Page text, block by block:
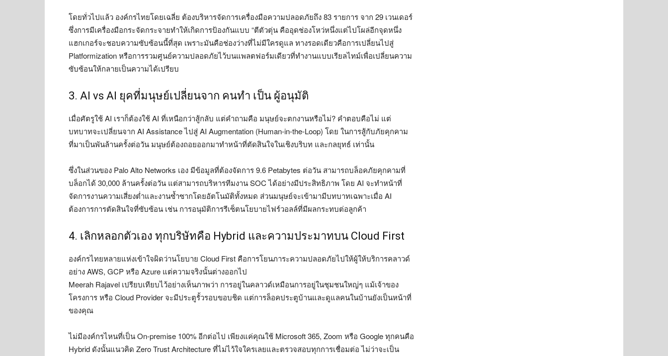
โดยทั่วไปแล้ว องค์กรไทยโดยเฉลี่ย ต้องบริหารจัดการเครื่องมือความปลอดภัยถึง 83 รายการ จาก 29 เวนเดอร์
ซึ่งการมีเครื่องมือกระจัดกระจายทำให้เกิดการป้องกันแบบ “ตีตัวตุ่น คืออุดช่องโหว่หนึ่งแต่ไปโผล่อีกจุดหนึ่ง
แฮกเกอร์จะชอบความซับซ้อนนี้ที่สุด เพราะมันคือช่องว่างที่ไม่มีใครดูแล ทางรอดเดียวคือการเปลี่ยนไปสู่
Platformization หรือการรวมศูนย์ความปลอดภัยไว้บนแพลตฟอร์มเดียวที่ทำงานแบบเรียลไทม์เพื่อเปลี่ยนความ
ซับซ้อนให้กลายเป็นความได้เปรียบ
3. AI vs AI ยุคที่มนุษย์เปลี่ยนจาก คนทำ เป็น ผู้อนุมัติ
เมื่อศัตรูใช้ AI เราก็ต้องใช้ AI ที่เหนือกว่าสู้กลับ แต่คำถามคือ มนุษย์จะตกงานหรือไม่? คำตอบคือไม่ แต่
บทบาทจะเปลี่ยนจาก AI Assistance ไปสู่ AI Augmentation (Human-in-the-Loop) โดย ในการสู้กับภัยคุกคาม
ที่มาเป็นพันล้านครั้งต่อวัน มนุษย์ต้องถอยออกมาทำหน้าที่ตัดสินใจในเชิงบริบท และกลยุทธ์ เท่านั้น
ซึ่งในส่วนของ Palo Alto Networks เอง มีข้อมูลที่ต้องจัดการ 9.6 Petabytes ต่อวัน สามารถบล็อคภัยคุกคามที่
บล็อกได้ 30,000 ล้านครั้งต่อวัน แต่สามารถบริหารทีมงาน SOC ได้อย่างมีประสิทธิภาพ โดย AI จะทำหน้าที่
จัดการงานความเสี่ยงต่ำและงานซ้ำซากโดยอัตโนมัติทั้งหมด ส่วนมนุษย์จะเข้ามามีบทบาทเฉพาะเมื่อ AI
ต้องการการตัดสินใจที่ซับซ้อน เช่น การอนุมัติการรีเซ็ตนโยบายไฟร์วอลล์ที่มีผลกระทบต่อลูกค้า
4. เลิกหลอกตัวเอง ทุกบริษัทคือ Hybrid และความประมาทบน Cloud First
องค์กรไทยหลายแห่งเข้าใจผิดว่านโยบาย Cloud First คือการโยนภาระความปลอดภัยไปให้ผู้ให้บริการคลาวด์
อย่าง AWS, GCP หรือ Azure แต่ความจริงนั้นต่างออกไป
Meerah Rajavel เปรียบเทียบไว้อย่างเห็นภาพว่า การอยู่ในคลาวด์เหมือนการอยู่ในชุมชนใหญ่ๆ แม้เจ้าของ
โครงการ หรือ Cloud Provider จะมีประตูรั้วรอบขอบชิด แต่การล็อคประตูบ้านและดูแลคนในบ้านยังเป็นหน้าที่
ของคุณ
ไม่มีองค์กรไหนที่เป็น On-premise 100% อีกต่อไป เพียงแค่คุณใช้ Microsoft 365, Zoom หรือ Google ทุกคนคือ
Hybrid ดังนั้นแนวคิด Zero Trust Architecture ที่ไม่ไว้ใจใครเลยและตรวจสอบทุกการเชื่อมต่อ ไม่ว่าจะเป็น